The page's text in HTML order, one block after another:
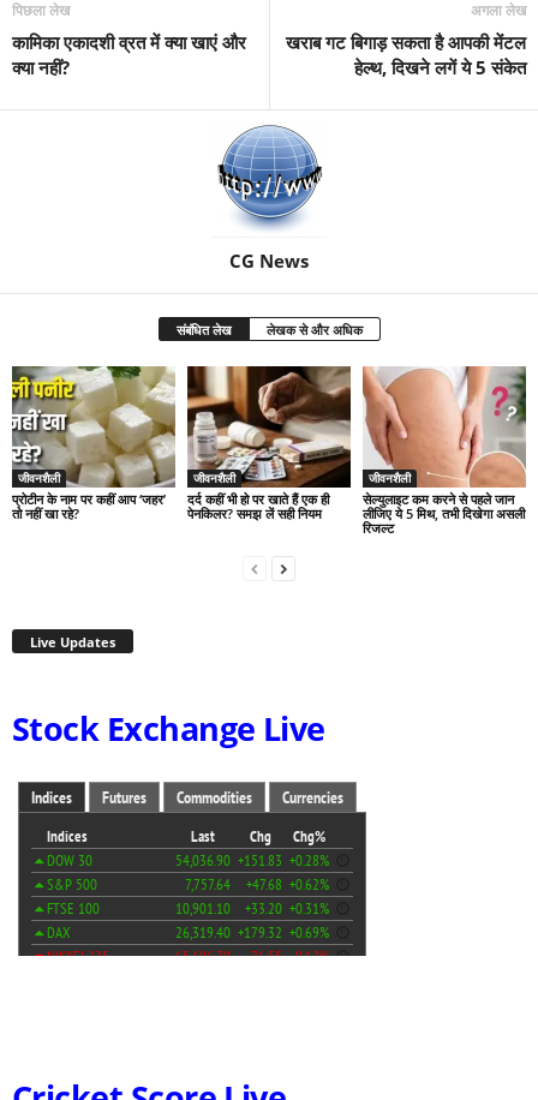
पिछला लेख
कामिका एकादशी व्रत में क्या खाएं और
क्या नहीं?
अगला लेख
खराब गट बिगाड़ सकता है आपकी मेंटल
हेल्थ, दिखने लगें ये 5 संकेत
CG News
संबंधित लेख लेखक से और अधिक
जीवनशैली
प्रोटीन के नाम पर कहीं आप ‘जहर’
तो नहीं खा रहे?
जीवनशैली
दर्द कहीं भी हो पर खाते हैं एक ही
पेनकिलर? समझ लें सही नियम
जीवनशैली
सेल्युलाइट कम करने से पहले जान
लीजिए ये 5 मिथ, तभी दिखेगा असली
रिजल्ट
Live Updates
Stock Exchange Live